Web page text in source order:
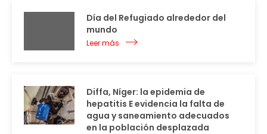
Día del Refugiado alrededor del
mundo
Leer más
Diffa, Níger: la epidemia de
hepatitis E evidencia la falta de
agua y saneamiento adecuados
en la población desplazada